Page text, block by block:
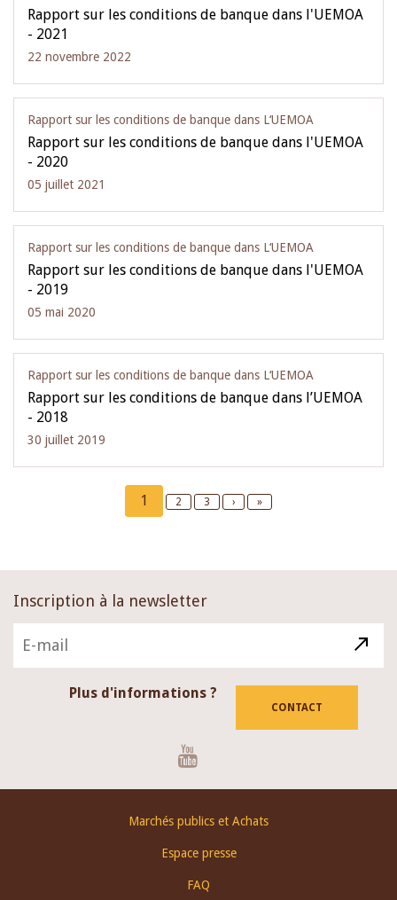
Rapport sur les conditions de banque dans l'UEMOA
- 2021
22 novembre 2022
Rapport sur les conditions de banque dans L‘UEMOA
Rapport sur les conditions de banque dans l'UEMOA
- 2020
05 juillet 2021
Rapport sur les conditions de banque dans L‘UEMOA
Rapport sur les conditions de banque dans l'UEMOA
- 2019
05 mai 2020
Rapport sur les conditions de banque dans L‘UEMOA
Rapport sur les conditions de banque dans l’UEMOA
- 2018
30 juillet 2019
Current
page
1 Page
2 Page
3
Next
›
Last
»
Inscription à la newsletter
Plus d'informations ?
CONTACT
Marchés publics et Achats
Espace presse
FAQ